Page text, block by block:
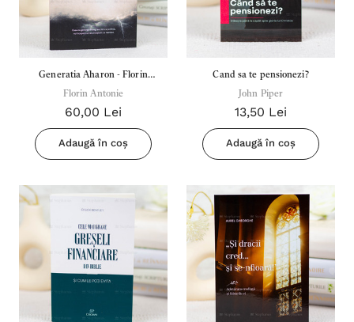
Generatia Aharon - Florin
Antonie
Florin Antonie
60,00 Lei
Adaugă în coș
Cand sa te pensionezi?
John Piper
13,50 Lei
Adaugă în coș